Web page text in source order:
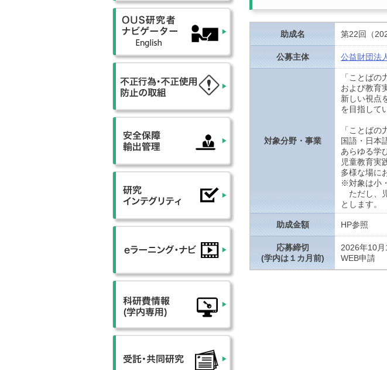
助成名 第22回（
公募主体 公益財団法
対象分野・事業
「ことば
および教育
新しい視点
を目指して
「ことばの
国語・日本
あらゆる学
児童教育実
多様な場に
※対象は小
ただし、
とします。
助成金額 HP参照
応募締切
(学内は１カ月前)
2026年10
WEB申請